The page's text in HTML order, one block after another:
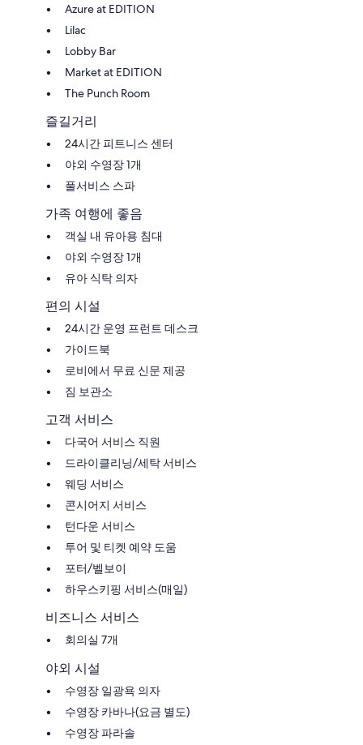
Azure at EDITION
Lilac
Lobby Bar
Market at EDITION
The Punch Room
즐길거리
24시간 피트니스 센터
야외 수영장 1개
풀서비스 스파
가족 여행에 좋음
객실 내 유아용 침대
야외 수영장 1개
유아 식탁 의자
편의 시설
24시간 운영 프런트 데스크
가이드북
로비에서 무료 신문 제공
짐 보관소
고객 서비스
다국어 서비스 직원
드라이클리닝/세탁 서비스
웨딩 서비스
콘시어지 서비스
턴다운 서비스
투어 및 티켓 예약 도움
포터/벨보이
하우스키핑 서비스(매일)
비즈니스 서비스
회의실 7개
야외 시설
수영장 일광욕 의자
수영장 카바나(요금 별도)
수영장 파라솔